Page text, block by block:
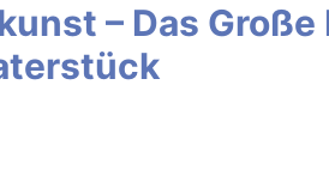
– Das